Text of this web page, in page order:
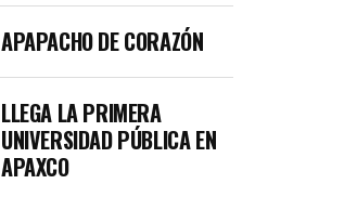
APAPACHO DE CORAZÓN
LLEGA LA PRIMERA
UNIVERSIDAD PÚBLICA EN
APAXCO